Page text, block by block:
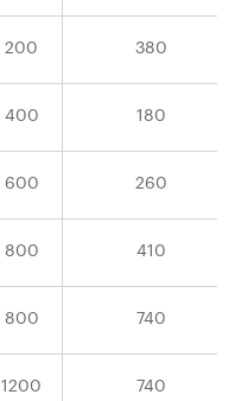
200 380
400 180
600 260
800 410
800 740
1200 740